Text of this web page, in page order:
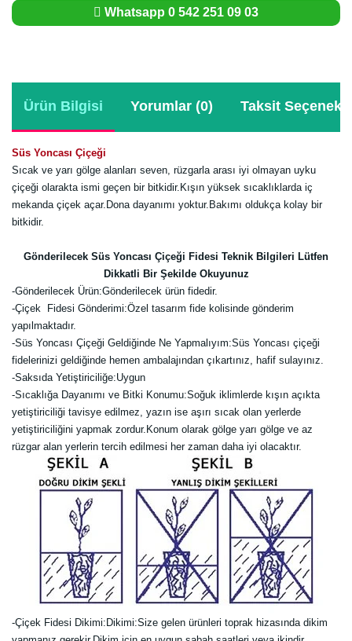
Whatsapp 0 542 251 09 03
Ürün Bilgisi Yorumlar (0) Taksit
Süs Yoncası Çiçeği
Sıcak ve yarı gölge alanları seven, rüzgarla arası iyi olmayan uyku
çiçeği olarakta ismi geçen bir bitkidir.Kışın yüksek sıcaklıklarda iç
mekanda çiçek açar.Dona dayanımı yoktur.Bakımı oldukça kolay bir
bitkidir.
Gönderilecek Süs Yoncası Çiçeği Fidesi Teknik Bilgileri Lütfen
Dikkatli Bir Şekilde Okuyunuz
-Gönderilecek Ürün:Gönderilecek ürün fidedir.
-Çiçek Fidesi Gönderimi:Özel tasarım fide kolisinde gönderim
yapılmaktadır.
-Süs Yoncası Çiçeği Geldiğinde Ne Yapmalıyım:Süs Yoncası çiçeği
fidelerinizi geldiğinde hemen ambalajından çıkartınız, hafif sulayınız.
-Saksıda Yetiştiriciliğe:Uygun
-Sıcaklığa Dayanımı ve Bitki Konumu:Soğuk iklimlerde kışın açıkta
yetiştiriciliği tavisye edilmez, yazın ise aşırı sıcak olan yerlerde
yetiştiriciliğini yapmak zordur.Konum olarak gölge yarı gölge ve az
rüzgar alan yerlerin tercih edilmesi her zaman daha iyi olacaktır.
-Çiçek Fidesi Dikimi: Dikimi:Size gelen ürünleri toprak hizasında dikim